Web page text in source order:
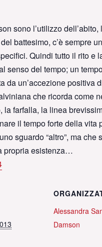
sono l’utilizzo
battesimo, c’è
Quindi tutto il rito e
senso del tempo; un
da un’accezione
che ricorda come
farfalla, la linea
il tempo forte della vita
sguardo “altro”, ma
propria esistenza…
Alessandra
Damson